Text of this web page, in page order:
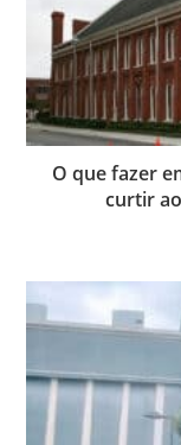
O que fazer
curtir